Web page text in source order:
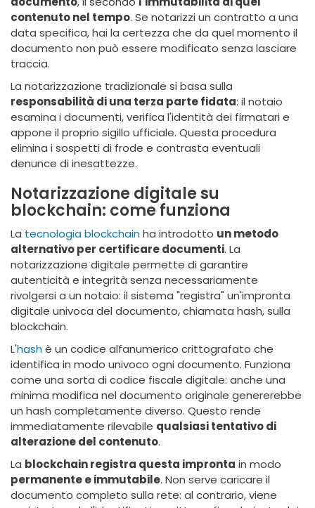
contenuto nel tempo. Se notarizzi un contratto a una
data specifica, hai la certezza che da quel momento il
documento non può essere modificato senza lasciare
traccia.
La notarizzazione tradizionale si basa sulla
responsabilità di una terza parte fidata: il notaio
esamina i documenti, verifica l'identità dei firmatari e
appone il proprio sigillo ufficiale. Questa procedura
elimina i sospetti di frode e contrasta eventuali
denunce di inesattezze.
Notarizzazione digitale su
blockchain: come funziona
La tecnologia blockchainha introdotto un metodo
alternativo per certificare documenti. La
notarizzazione digitale permette di garantire
autenticità e integrità senza necessariamente
rivolgersi a un notaio: il sistema "registra" un'impronta
digitale univoca del documento, chiamata hash, sulla
blockchain.
L'hashè un codice alfanumerico crittografato che
identifica in modo univoco ogni documento. Funziona
come una sorta di codice fiscale digitale: anche una
minima modifica nel documento originale genererebbe
un hash completamente diverso. Questo rende
immediatamente rilevabile qualsiasi tentativo di
alterazione del contenuto.
La blockchain registra questa impronta in modo
permanente e immutabile. Non serve caricare il
documento completo sulla rete: al contrario, viene